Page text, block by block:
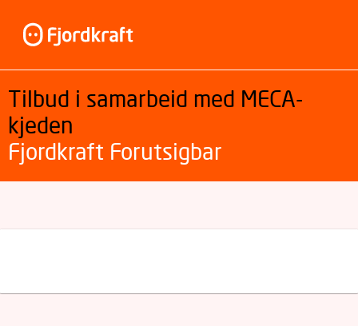
Tilbud i samarbeid med MECA-
kjeden
Fjordkraft Forutsigbar